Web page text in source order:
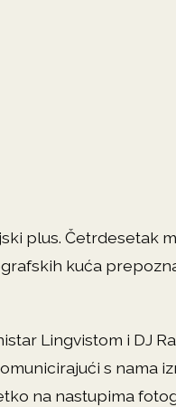
plus. Četrdesetak
kuća
Lingvistom i DJ
s nama
na nastupima